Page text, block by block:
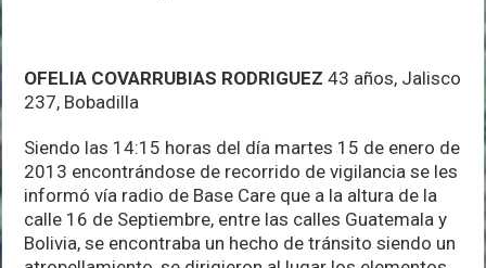
OFELIA COVARRUBIAS RODRIGUEZ 43 años, Jalisco
237, Bobadilla
Siendo las 14:15 horas del día martes 15 de enero de
2013 encontrándose de recorrido de vigilancia se les
informó vía radio de Base Care que a la altura de la
calle 16 de Septiembre, entre las calles Guatemala y
Bolivia, se encontraba un hecho de tránsito siendo un